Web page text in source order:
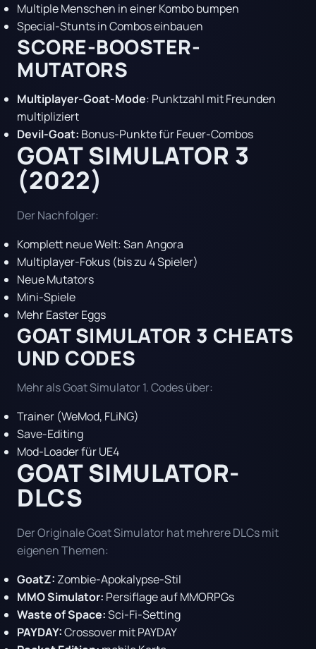
Multiple Menschen in einer Kombo bumpen
Special-Stunts in Combos einbauen
SCORE-BOOSTER-
MUTATORS
Multiplayer-Goat-Mode: Punktzahl mit Freunden
multipliziert
Devil-Goat: Bonus-Punkte für Feuer-Combos
GOAT SIMULATOR 3
(2022)
Der Nachfolger:
Komplett neue Welt: San Angora
Multiplayer-Fokus (bis zu 4 Spieler)
Neue Mutators
Mini-Spiele
Mehr Easter Eggs
GOAT SIMULATOR 3 CHEATS
UND CODES
Mehr als Goat Simulator 1. Codes über:
Trainer (WeMod, FLiNG)
Save-Editing
Mod-Loader für UE4
GOAT SIMULATOR-
DLCS
Der Originale Goat Simulator hat mehrere DLCs mit
eigenen Themen:
GoatZ: Zombie-Apokalypse-Stil
MMO Simulator: Persiflage auf MMORPGs
Waste of Space:Sci-Fi-Setting
PAYDAY:Crossover mit PAYDAY